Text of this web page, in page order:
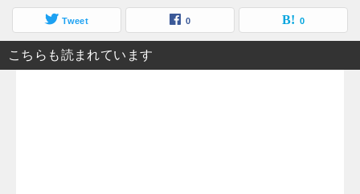
Tweet 0 0
こちらも読まれています